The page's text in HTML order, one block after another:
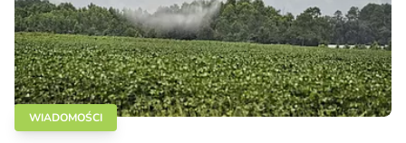
WIADOMOŚCI